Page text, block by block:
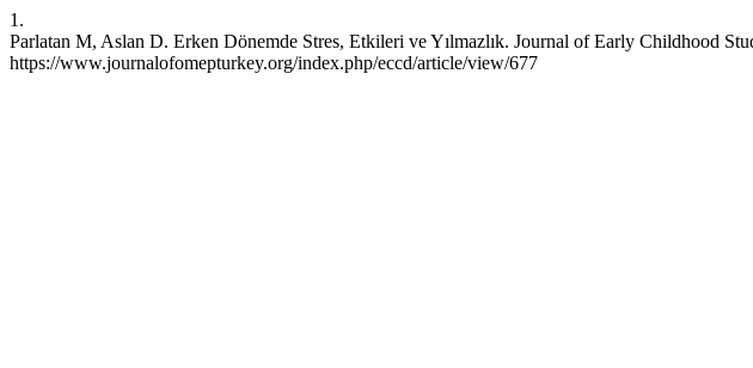
1.
Parlatan M, Aslan D. Erken Dönemde Stres, Etkileri ve Yılmazlık. Journal of Early Childhood
https://www.journalofomepturkey.org/index.php/eccd/article/view/677